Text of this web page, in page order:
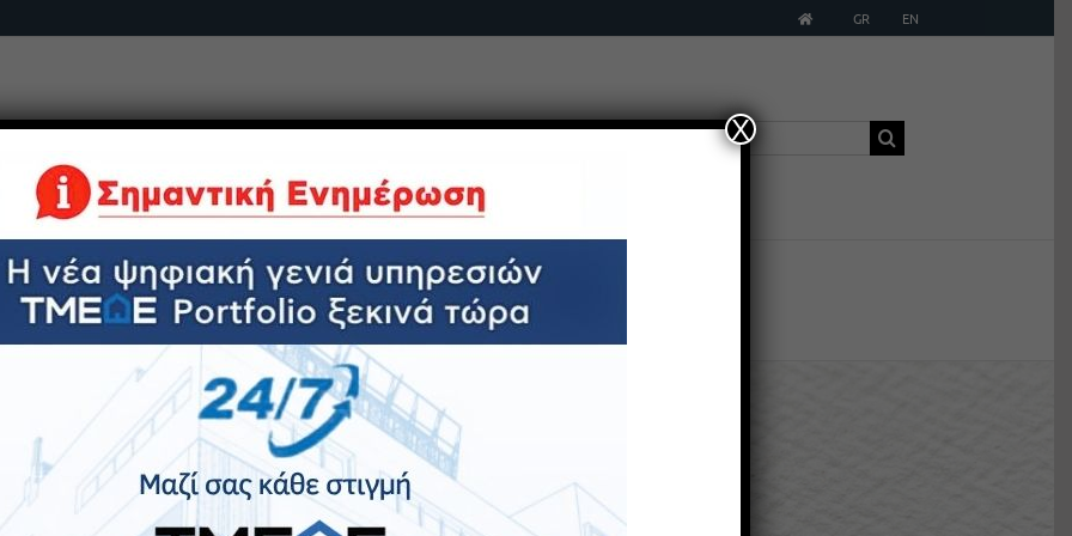
GR EN
Χτίζουμε το μέλλον με αξιοπιστία, καινοτομία και εξωστρέφεια
Αναζήτηση
ΗΛΕΚΤΡΟΝΙΚΕΣ ΥΠΗΡΕΣΙΕΣ
ΕΤΑΙΡΕΙΕΣ ΟΜΙΛΟΥ
Χ